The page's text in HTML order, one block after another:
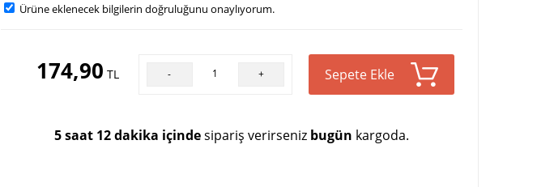
Ürüne eklenecek bilgilerin doğruluğunu onaylıyorum.
174,90 TL - + Sepete Ekle
5 saat 12 dakika içindesipariş verirseniz bugün kargoda.